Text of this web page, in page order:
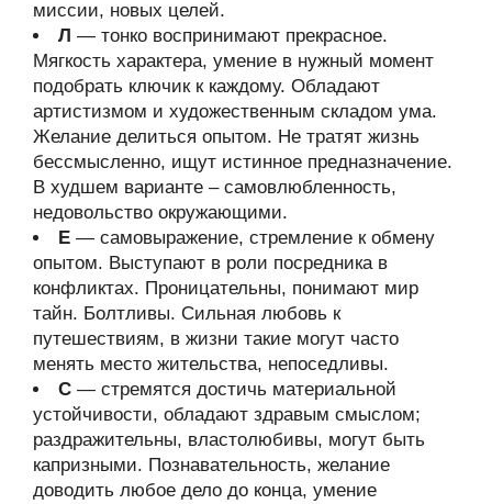
миссии, новых целей.
Л — тонко воспринимают прекрасное.
Мягкость характера, умение в нужный момент
подобрать ключик к каждому. Обладают
артистизмом и художественным складом ума.
Желание делиться опытом. Не тратят жизнь
бессмысленно, ищут истинное предназначение.
В худшем варианте – самовлюбленность,
недовольство окружающими.
Е — самовыражение, стремление к обмену
опытом. Выступают в роли посредника в
конфликтах. Проницательны, понимают мир
тайн. Болтливы. Сильная любовь к
путешествиям, в жизни такие могут часто
менять место жительства, непоседливы.
С — стремятся достичь материальной
устойчивости, обладают здравым смыслом;
раздражительны, властолюбивы, могут быть
капризными. Познавательность, желание
доводить любое дело до конца, умение